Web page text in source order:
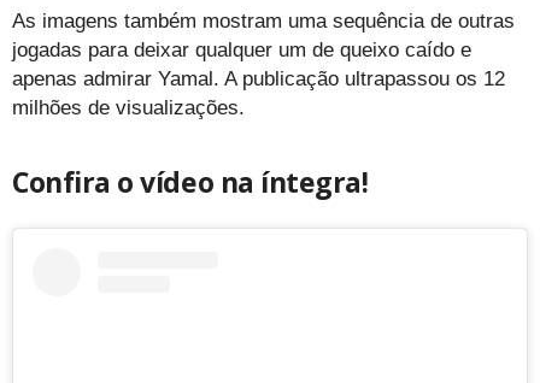
As imagens também mostram uma sequência de outras
jogadas para deixar qualquer um de queixo caído e
apenas admirar Yamal. A publicação ultrapassou os 12
milhões de visualizações.
Confira o vídeo na íntegra!